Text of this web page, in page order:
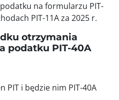
na formularzu PIT-
PIT-11A za 2025 r.
otrzymania
podatku PIT-40A
PIT i będzie nim PIT-40A